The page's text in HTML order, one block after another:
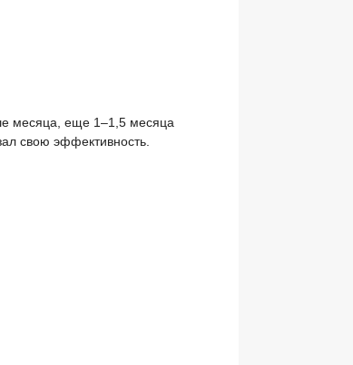
месяца, еще 1–1,5 месяца
свою эффективность.